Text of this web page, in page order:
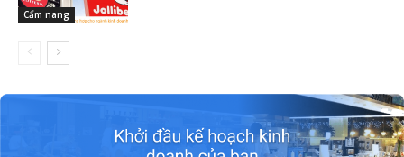
Cẩm nang